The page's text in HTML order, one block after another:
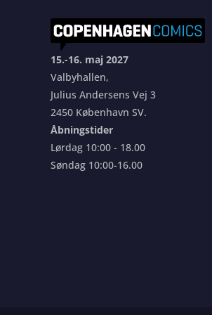
15.-16. maj 2027
Valbyhallen,
Julius Andersens Vej 3
2450 København SV.
Åbningstider
Lørdag 10:00 - 18.00
Søndag 10:00-16.00